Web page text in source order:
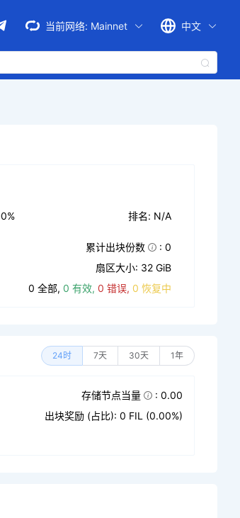
当前网络: Mainnet 中文
排名: N/A
累计出块份数
: 0
扇区大小: 32 GiB
0 全部, 0 有效, 0 错误, 0 恢复中
24时 7天 30天 1年
存储节点当量
: 0.00
出块奖励 (占比): 0 FIL (0.00%)